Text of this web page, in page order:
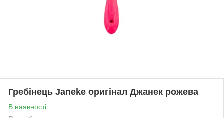
Гребінець Janeke оригінал Джанек рожева
В наявності